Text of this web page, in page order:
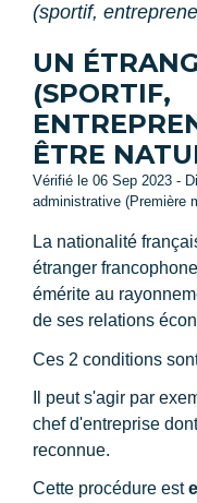
(sportif,
UN
(SPORTIF,
ÊTRE
Vérifié le 06 Sep 2023 -
administrative (Première
La nationalité
étranger
émérite au
de ses relations
Ces 2 conditions
Il peut s'agir par
chef d'entreprise
reconnue.
Cette procédure est